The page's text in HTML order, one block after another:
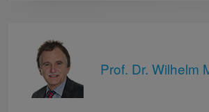
Prof. Dr. Wilhelm